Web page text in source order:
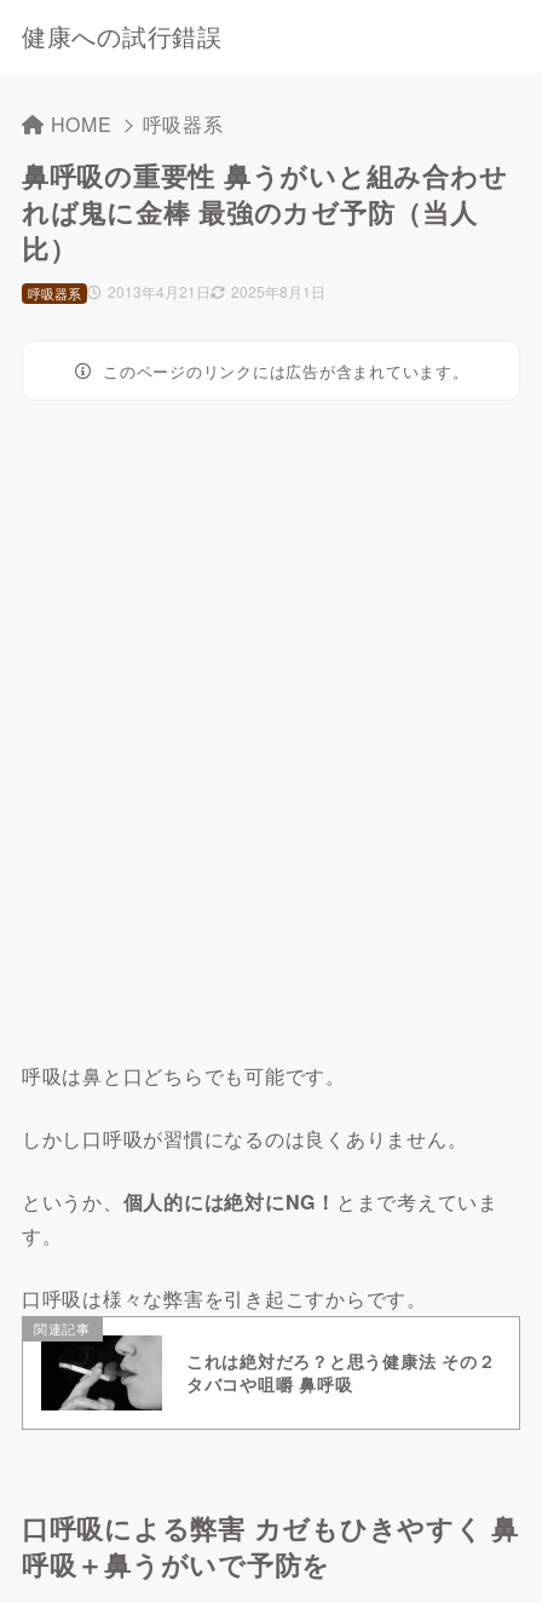
健康への試行錯誤
HOME 呼吸器系
鼻呼吸の重要性 鼻うがいと組み合わせ
れば鬼に金棒 最強のカゼ予防（当人
比）
2013年4月21日 2025年8月1日
呼吸器系
このページのリンクには広告が含まれています。
呼吸は鼻と口どちらでも可能です。
しかし口呼吸が習慣になるのは良くありません。
というか、 個人的には絶対にNG！ とまで考えていま
す。
口呼吸は様々な弊害を引き起こすからです。
関連記事
これは絶対だろ？と思う健康法 その２
タバコや咀嚼 鼻呼吸
口呼吸による弊害 カゼもひきやすく 鼻
呼吸＋鼻うがいで予防を